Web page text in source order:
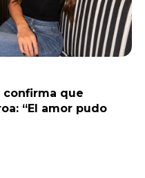
confirma que
“El amor pudo